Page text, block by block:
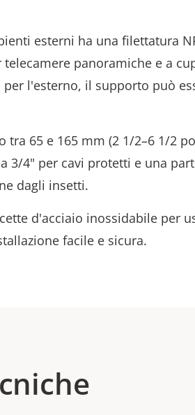
esterni ha una filettatura
panoramiche e a
l'esterno, il supporto può
tra 65 e 165 mm (2 1/2–6 1/2
3/4" per cavi protetti e una
dagli insetti.
d'acciaio inossidabile per
facile e sicura.